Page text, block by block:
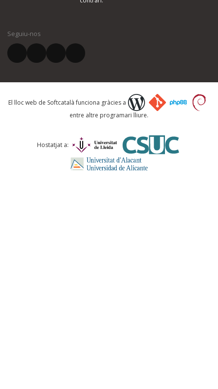
El vostre correu electrònic *
Què proposeu?
Comentari *
Seguiu-nos
El lloc web de Softcatalà funciona gràcies a
entre altre programari lliure.
Hostatjat a: